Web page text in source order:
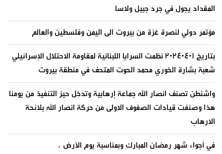
المقداد يجول في جرد جبيل ولاسا
مؤتمر دولي لنصرة غزة من بيروت الى اليمن وفلسطين والعالم
بتاريخ ٢٠٢٤٠٤٠١ نظمت السرايا اللبنانية لمقاومة الاحتلال الإسرائيلي
شعبة بشارة الخوري محمد الحوت المتحف في منطقة بيروت
واشنطن تصنف انصار الله جماعة إرهابية وتدخل حيز التنفيذ من يومنا
هذا وصنفت قيادات الصفوف الاولى من حركة انصار الله بلائحة
الارهاب
في أجواء شهر رمضان المبارك وبمناسبة يوم الأرض ،